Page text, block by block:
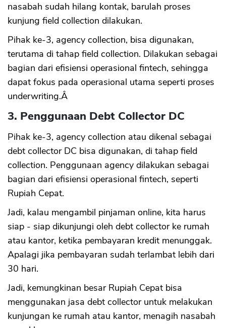
nasabah sudah hilang kontak, barulah proses
kunjung field collection dilakukan.
Pihak ke-3, agency collection, bisa digunakan,
terutama di tahap field collection. Dilakukan sebagai
bagian dari efisiensi operasional fintech, sehingga
dapat fokus pada operasional utama seperti proses
underwriting.Â
3. Penggunaan Debt Collector DC
Pihak ke-3, agency collection atau dikenal sebagai
debt collector DC bisa digunakan, di tahap field
collection. Penggunaan agency dilakukan sebagai
bagian dari efisiensi operasional fintech, seperti
Rupiah Cepat.
Jadi, kalau mengambil pinjaman online, kita harus
siap - siap dikunjungi oleh debt collector ke rumah
atau kantor, ketika pembayaran kredit menunggak.
Apalagi jika pembayaran sudah terlambat lebih dari
30 hari.
Jadi, kemungkinan besar Rupiah Cepat bisa
menggunakan jasa debt collector untuk melakukan
kunjungan ke rumah atau kantor, menagih nasabah